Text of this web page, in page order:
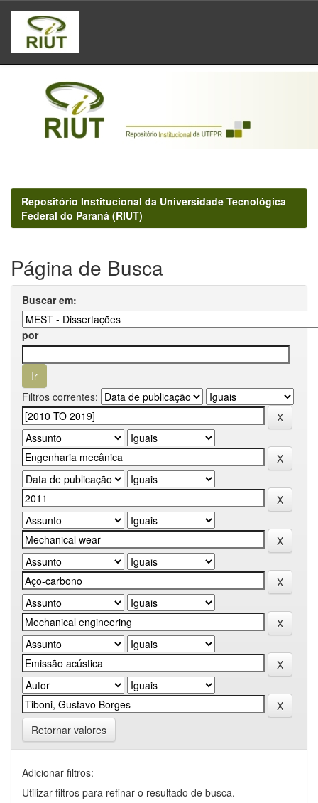
Skip
navigation
Repositório Institucional da Universidade Tecnológica
Federal do Paraná (RIUT)
Página de Busca
Buscar em:
por
Filtros correntes:
Retornar valores
Adicionar filtros:
Utilizar filtros para refinar o resultado de busca.